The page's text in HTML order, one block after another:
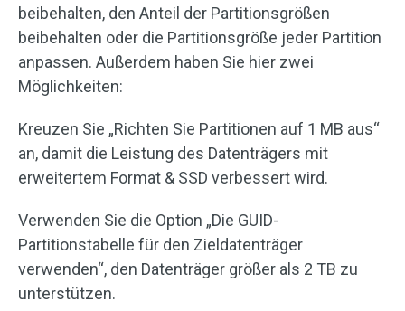
beibehalten, den Anteil der Partitionsgrößen
beibehalten oder die Partitionsgröße jeder Partition
anpassen. Außerdem haben Sie hier zwei
Möglichkeiten:
Kreuzen Sie „Richten Sie Partitionen auf 1 MB aus“
an, damit die Leistung des Datenträgers mit
erweitertem Format & SSD verbessert wird.
Verwenden Sie die Option „Die GUID-
Partitionstabelle für den Zieldatenträger
verwenden“, den Datenträger größer als 2 TB zu
unterstützen.